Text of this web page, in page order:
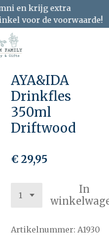
en krijg extra
voor de voorwaarde!
AYA&IDA
Drinkfles
350ml
Driftwood
€ 29,95
In
Artikelnummer: A1930